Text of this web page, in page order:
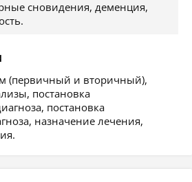
сновидения, деменция,
(первичный и вторичный),
постановка
постановка
назначение лечения,